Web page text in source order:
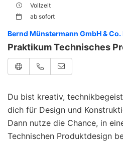
Vollzeit
ab sofort
Bernd Münstermann GmbH & Co.
Praktikum Technisches
Du bist kreativ,
dich für Design und
Dann nutze die Chance, in
Technischen Produktdesign